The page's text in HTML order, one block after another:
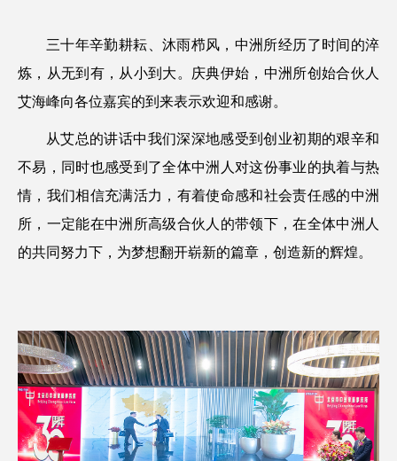
三十年辛勤耕耘、沐雨栉风，中洲所经历了时间的淬
炼，从无到有，从小到大。庆典伊始，中洲所创始合伙人
艾海峰向各位嘉宾的到来表示欢迎和感谢。
从艾总的讲话中我们深深地感受到创业初期的艰辛和
不易，同时也感受到了全体中洲人对这份事业的执着与热
情，我们相信充满活力，有着使命感和社会责任感的中洲
所，一定能在中洲所高级合伙人的带领下，在全体中洲人
的共同努力下，为梦想翻开崭新的篇章，创造新的辉煌。